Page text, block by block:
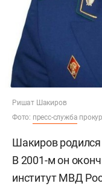
Ришат Шакиров
Фото: пресс-служба
Шакиров
В 2001-м он
институт МВД